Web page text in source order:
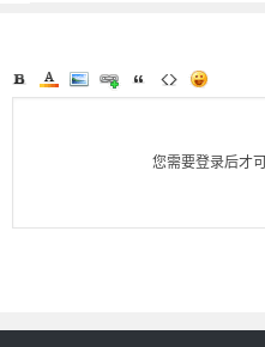
您需要登录后才